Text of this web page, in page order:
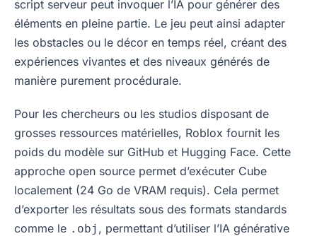
script serveur peut invoquer l’IA pour générer des
éléments en pleine partie. Le jeu peut ainsi adapter
les obstacles ou le décor en temps réel, créant des
expériences vivantes et des niveaux générés de
manière purement procédurale.
Pour les chercheurs ou les studios disposant de
grosses ressources matérielles, Roblox fournit les
poids du modèle sur GitHub et Hugging Face. Cette
approche open source permet d’exécuter Cube
localement (24 Go de VRAM requis). Cela permet
d’exporter les résultats sous des formats standards
comme le .obj , permettant d’utiliser l’IA générative